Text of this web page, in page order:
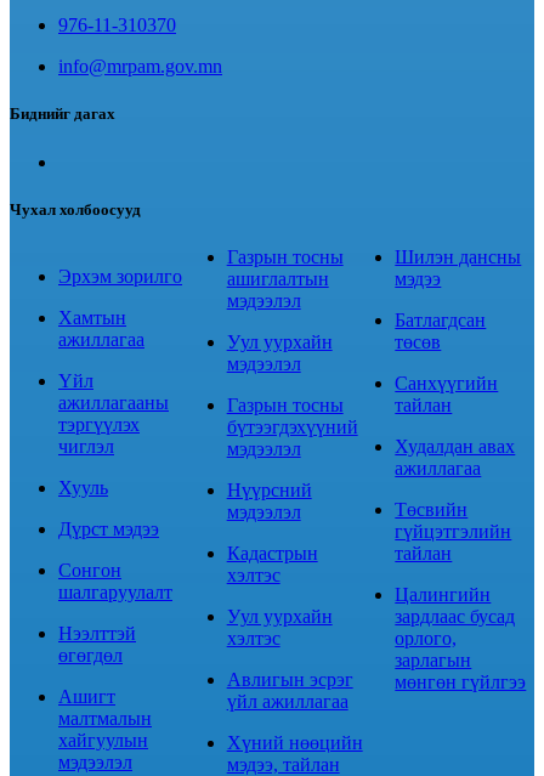
976-11-310370
info@mrpam.gov.mn
Биднийг дагах
Чухал холбоосууд
Эрхэм зорилго
Хамтын
ажиллагаа
Үйл
ажиллагааны
тэргүүлэх
чиглэл
Хууль
Дүрст мэдээ
Сонгон
шалгаруулалт
Нээлттэй
өгөгдөл
Ашигт
малтмалын
хайгуулын
мэдээлэл
Газрын тосны
ашиглалтын
мэдээлэл
Уул уурхайн
мэдээлэл
Газрын тосны
бүтээгдэхүүний
мэдээлэл
Нүүрсний
мэдээлэл
Кадастрын
хэлтэс
Уул уурхайн
хэлтэс
Авлигын эсрэг
үйл ажиллагаа
Хүний нөөцийн
мэдээ, тайлан
Шилэн дансны
мэдээ
Батлагдсан
төсөв
Санхүүгийн
тайлан
Худалдан авах
ажиллагаа
Төсвийн
гүйцэтгэлийн
тайлан
Цалингийн
зардлаас бусад
орлого,
зарлагын
мөнгөн гүйлгээ